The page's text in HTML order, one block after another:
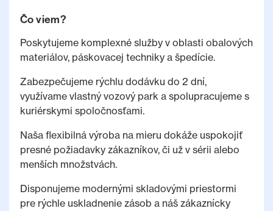
Čo viem?
Poskytujeme komplexné služby v oblasti obalových
materiálov, páskovacej techniky a špedície.
Zabezpečujeme rýchlu dodávku do 2 dní,
využívame vlastný vozový park a spolupracujeme s
kuriérskymi spoločnosťami.
Naša flexibilná výroba na mieru dokáže uspokojiť
presné požiadavky zákazníkov, či už v sérii alebo
menších množstvách.
Disponujeme modernými skladovými priestormi
pre rýchle uskladnenie zásob a náš zákaznícky